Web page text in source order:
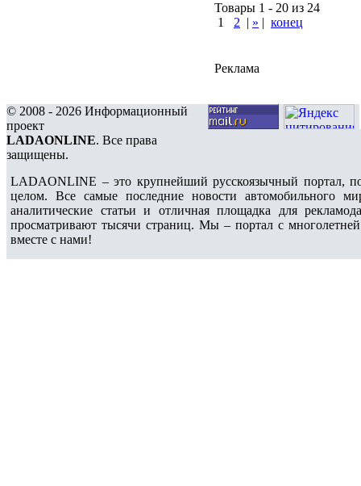
Товары 1 - 20 из 24
1
2 | » | конец
Реклама
© 2008 - 2026 Информационный
проект
LADAONLINE. Все права
защищены.
LADAONLINE – это крупнейший русскоязычный портал,
целом. Все самые последние новости автомобильного
аналитические статьи и отличная площадка для
просматривают тысячи страниц. Мы – портал с
вместе с нами!